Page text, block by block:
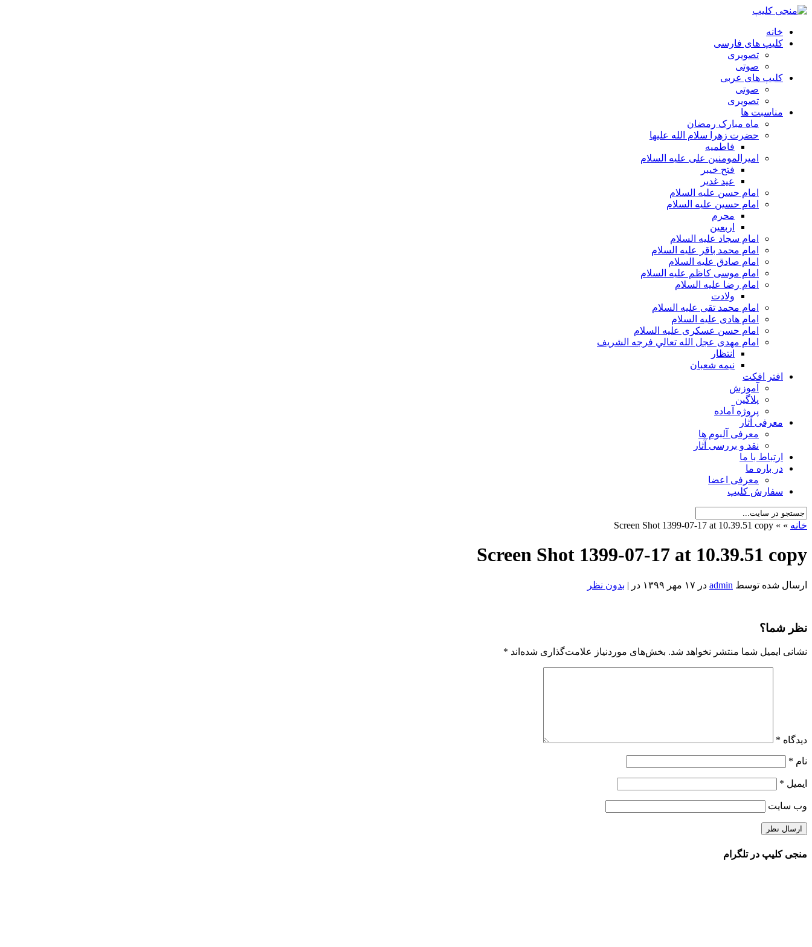
خانه
کلیپ های فارسی
تصویری
صوتی
کلیپ های عربی
صوتی
تصویری
مناسبت ها
ماه مبارک رمضان
حضرت زهرا سلام الله علیها
فاطمیه
امیرالمومنین علی علیه السلام
فتح خیبر
عید غدیر
امام حسن علیه السلام
امام حسین علیه السلام
محرم
اربعین
امام سجاد علیه السلام
امام محمد باقر علیه السلام
امام صادق علیه السلام
امام موسی کاظم علیه السلام
امام رضا علیه السلام
ولادت
امام محمد تقی علیه السلام
امام هادی علیه السلام
امام حسن عسکری علیه السلام
امام مهدی عجل الله تعالي فرجه الشريف
انتظار
نیمه شعبان
افتر افکت
آموزش
پلاگین
پروژه آماده
معرفی آثار
معرفی آلبوم ها
نقد و بررسی آثار
ارتباط با ما
در باره ما
معرفی اعضا
سفارش کلیپ
خانه »
»
Screen Shot 1399-07-17 at 10.39.51 copy
ارسال شده توسط admin در ۱۷ مهر ۱۳۹۹ در |
بدون نظر
1399-
07-
at
Rating:
نظر شما؟
نشانی ایمیل شما منتشر نخواهد شد. بخش‌های موردنیاز علامت‌گذاری شده‌اند *
دیدگاه *
نام *
ایمیل *
وب‌ سایت
منجی کلیپ در تلگرام